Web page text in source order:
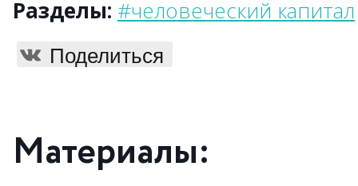
Разделы: #человеческий капитал
Поделиться
Материалы: